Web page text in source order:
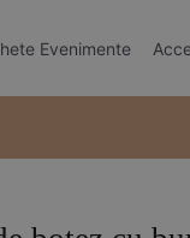
Evenimente